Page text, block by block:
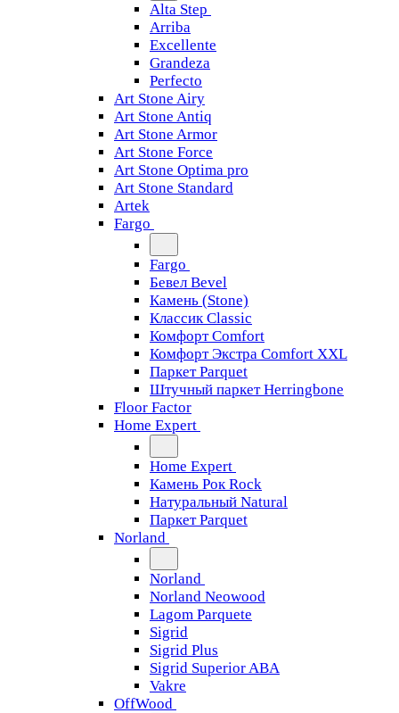
Alta Step
Arriba
Excellente
Grandeza
Perfecto
Art Stone Airy
Art Stone Antiq
Art Stone Armor
Art Stone Force
Art Stone Optima pro
Art Stone Standard
Artek
Fargo
Fargo
Бевел Bevel
Камень (Stone)
Классик Classic
Комфорт Comfort
Комфорт Экстра Comfort XXL
Паркет Parquet
Штучный паркет Herringbone
Floor Factor
Home Expert
Home Expert
Камень Рок Rock
Натуральный Natural
Паркет Parquet
Norland
Norland
Norland Neowood
Lagom Parquete
Sigrid
Sigrid Plus
Sigrid Superior ABA
Vakre
OffWood